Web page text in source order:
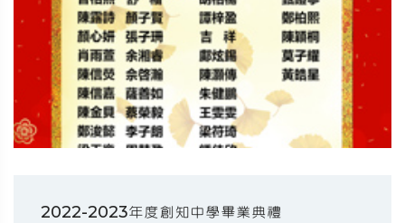
2022-2023年度創知中學畢業典禮